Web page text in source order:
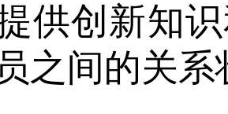
供创新知
之间的关系